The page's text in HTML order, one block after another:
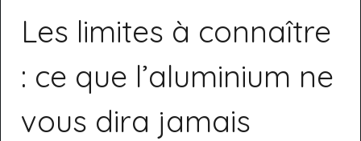
Les limites à connaître
: ce que l’aluminium ne
vous dira jamais